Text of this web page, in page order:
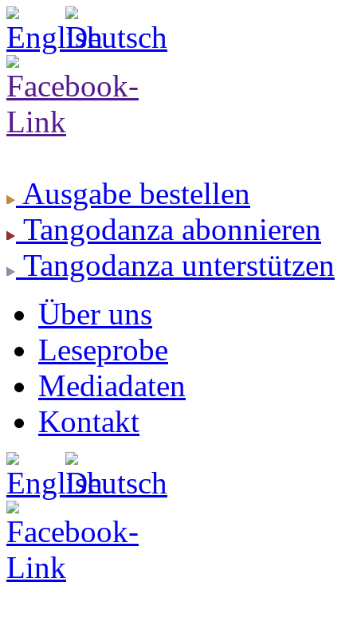
Ausgabe bestellen
Tangodanza abonnieren
Tangodanza unterstützen
Über uns
Leseprobe
Mediadaten
Kontakt